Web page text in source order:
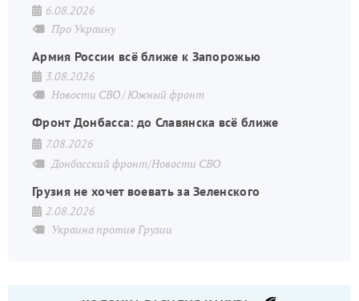
6.08.2026
Про Украину
Армия России всё ближе к Запорожью
3.08.2026
Новости СВО Южный фронт
Фронт Донбасса: до Славянска всё ближе
7.08.2026
Донбасский фронт/Новости СВО
Грузия не хочет воевать за Зеленского
2.08.2026
Украина против Грузии